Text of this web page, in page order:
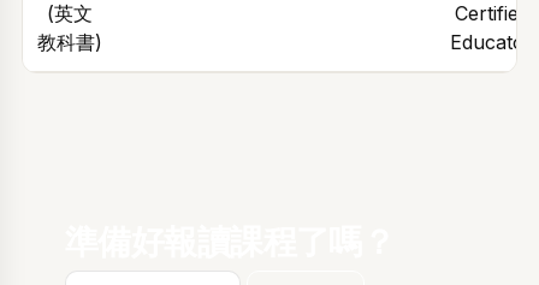
(英文
教科書)
Certified
Educator